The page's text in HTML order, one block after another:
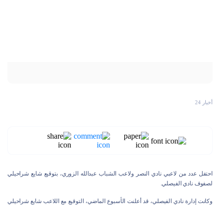
أخبار 24
احتفل عدد من لاعبي نادي النصر ولاعب الشباب عبدالله الزوري، بتوقيع شايع شراحيلي
لصفوف نادي الفيصلي.
وكانت إدارة نادي الفيصلي، قد أعلنت الأسبوع الماضي، التوقيع مع اللاعب شايع شراحيلي